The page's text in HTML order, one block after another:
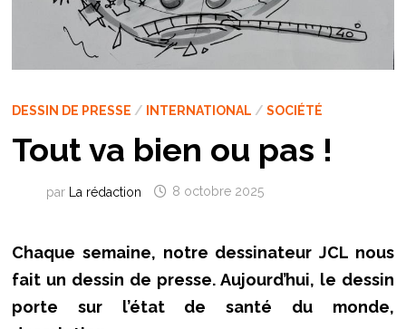
DESSIN DE PRESSE / INTERNATIONAL / SOCIÉTÉ
Tout va bien ou pas !
par La rédaction 8 octobre 2025
Chaque semaine, notre dessinateur JCL nous
fait un dessin de presse. Aujourd’hui, le dessin
porte sur l’état de santé du monde,